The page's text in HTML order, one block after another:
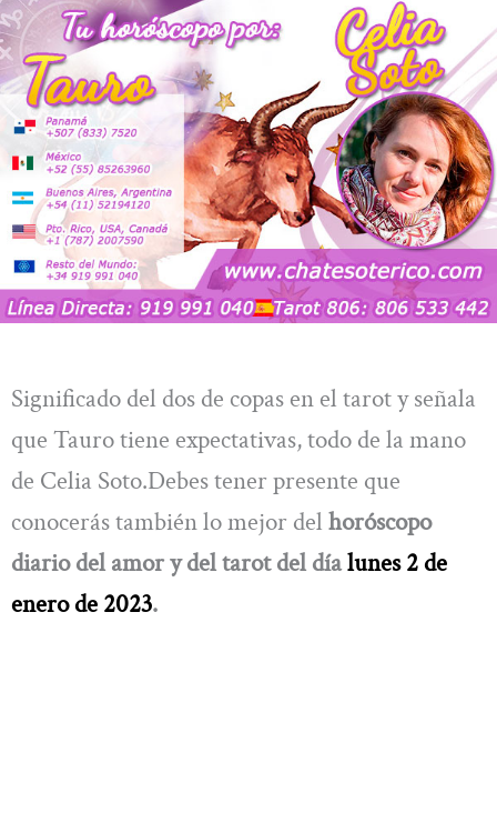
Significado del dos de copas en el tarot y señala
que Tauro tiene expectativas, todo de la mano
de Celia Soto.Debes tener presente que
conocerás también lo mejor del horóscopo
diario del amor y del tarot del díalunes 2 de
enero de 2023.